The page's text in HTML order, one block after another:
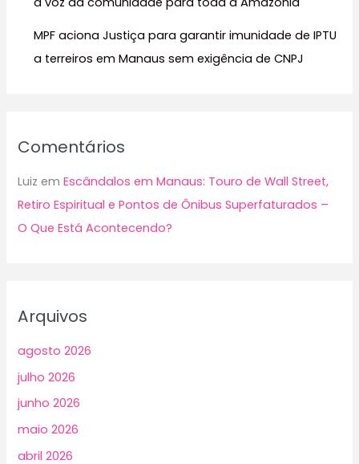
MPF aciona Justiça para garantir imunidade de IPTU
a terreiros em Manaus sem exigência de CNPJ
Comentários
Luiz emEscândalos em Manaus: Touro de Wall Street,
Retiro Espiritual e Pontos de Ônibus Superfaturados –
O Que Está Acontecendo?
Arquivos
agosto 2026
julho 2026
junho 2026
maio 2026
abril 2026